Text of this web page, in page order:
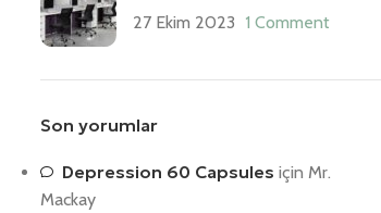
27 Ekim 2023 1 Comment
Son yorumlar
Depression 60 Capsules için Mr.
Mackay